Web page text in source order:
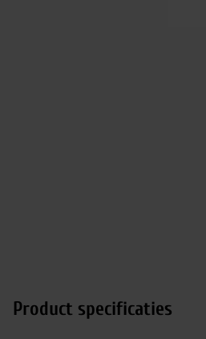
Product specificaties